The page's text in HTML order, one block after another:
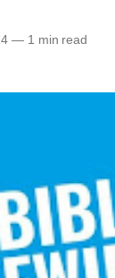
—1 min read